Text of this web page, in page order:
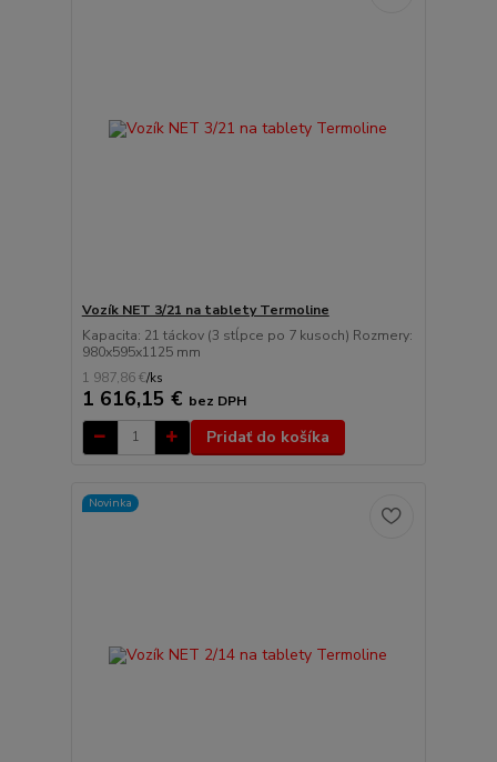
Vozík NET 3/21 na tablety Termoline
Kapacita: 21 táckov (3 stĺpce po 7 kusoch) Rozmery:
980x595x1125 mm
1 987,86 €/ks
1 616,15 € bez DPH
Pridať do košíka
Novinka